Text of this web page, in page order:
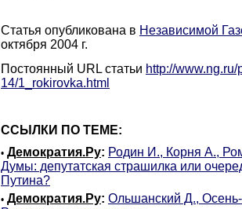
Статья опубликована в Независимой
октября 2004 г.
Постоянный URL cтатьи http://
14/1_rokirovka.html
ССЫЛКИ ПО ТЕМЕ:
• Демократия.Ру: Родин И., Корня А.,
Думы: депутатская страшилка или
Путина?
• Демократия.Ру: Ольшанский Д.,